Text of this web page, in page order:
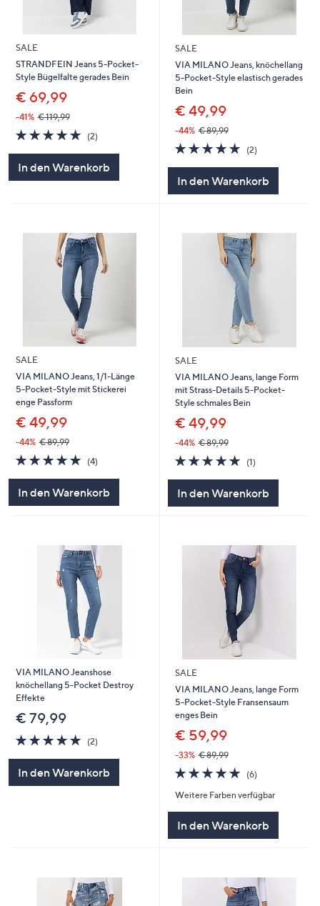
SALE
STRANDFEIN Jeans 5-Pocket-
Style Bügelfalte gerades Bein
€ 69,99
-41% € 119,99
5.0
von
(2)2
In den Warenkorb
SALE
VIA MILANO Jeans, knöchellang
5-Pocket-Style elastisch gerades
Bein
€ 49,99
-44% € 89,99
5.0
von
(2)2
In den Warenkorb
SALE
VIA MILANO Jeans, 1/1-Länge
5-Pocket-Style mit Stickerei
enge Passform
€ 49,99
-44% € 89,99
5.0
von
(4)4
In den Warenkorb
SALE
VIA MILANO Jeans, lange Form
mit Strass-Details 5-Pocket-
Style schmales Bein
€ 49,99
-44% € 89,99
5.0
von
(1)1
In den Warenkorb
VIA MILANO Jeanshose
knöchellang 5-Pocket Destroy
Effekte
€ 79,99
5.0
von
(2)2
In den Warenkorb
SALE
VIA MILANO Jeans, lange Form
5-Pocket-Style Fransensaum
enges Bein
€ 59,99
-33% € 89,99
4.8
von
5
(6)6
Weitere Farben verfügbar
In den Warenkorb